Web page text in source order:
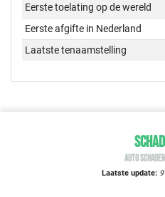
Eerste toelating op de wereld
Eerste afgifte in Nederland
Laatste tenaamstelling
AUTO
Laatste update: